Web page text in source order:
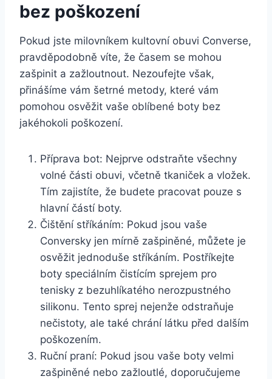
bez ⁣poškození
Pokud jste ‌milovníkem kultovní obuvi Converse,
pravděpodobně víte, že ⁢časem se ​mohou
zašpinit a zažloutnout. Nezoufejte však,
přinášíme ​vám šetrné metody, které vám
pomohou osvěžit vaše oblíbené boty​ bez
jakéhokoli poškození.
Příprava ⁢bot: Nejprve ‍odstraňte⁢ všechny
volné⁢ části obuvi, včetně tkaniček a vložek.
⁣Tím ‍zajistíte, ‌že ⁤budete pracovat ⁤pouze s
hlavní částí boty.
Čištění⁣ stříkáním:⁤ Pokud jsou vaše​
Conversky jen ​mírně​ zašpiněné, můžete je ​
osvěžit jednoduše ‍stříkáním. Postříkejte
boty ​speciálním ⁢čistícím sprejem pro
‍tenisky z​ bezuhlíkatého nerozpustného
silikonu. Tento ​sprej nejenže odstraňuje
nečistoty, ale‌ také chrání látku před dalším
poškozením.
Ruční praní: Pokud ‌jsou vaše boty velmi
zašpiněné⁤ nebo zažloutlé, doporučujeme